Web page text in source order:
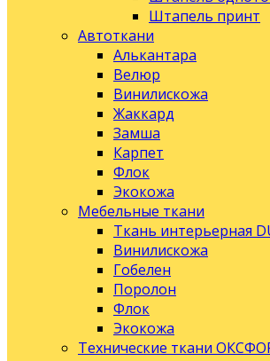
Штапель принт
Автоткани
Алькантара
Велюр
Винилискожа
Жаккард
Замша
Карпет
Флок
Экокожа
Мебельные ткани
Ткань интерьерная
Винилискожа
Гобелен
Поролон
Флок
Экокожа
Технические ткани